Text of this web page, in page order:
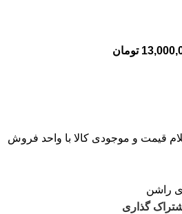
تومان
قیمت و موجودی کالا با واحد فروش
راشن
گذاری